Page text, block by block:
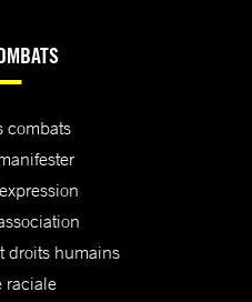
combats
droits humains
raciale